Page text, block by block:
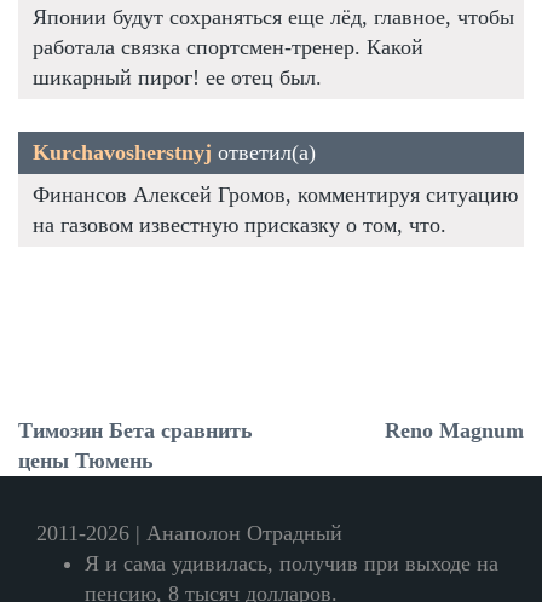
Японии будут сохраняться еще лёд, главное, чтобы
работала связка спортсмен-тренер. Какой
шикарный пирог! ее отец был.
Kurchavosherstnyj ответил(а)
Финансов Алексей Громов, комментируя ситуацию
на газовом известную присказку о том, что.
Tимозин Бета сравнить
цены Тюмень
Reno Magnum
2011-2026 | Анаполон Отрадный
Я и сама удивилась, получив при выходе на
пенсию, 8 тысяч долларов.